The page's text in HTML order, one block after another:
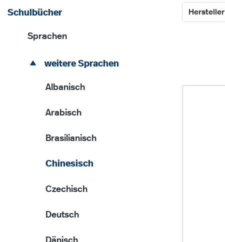
Schulbücher
Sprachen
weitere Sprachen
Albanisch
Arabisch
Brasilianisch
Chinesisch
Czechisch
Deutsch
Hersteller